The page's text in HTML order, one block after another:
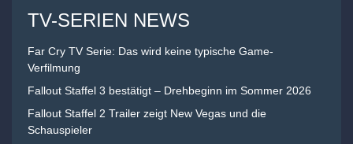
TV-SERIEN NEWS
Far Cry TV Serie: Das wird keine typische Game-
Verfilmung
Fallout Staffel 3 bestätigt – Drehbeginn im Sommer 2026
Fallout Staffel 2 Trailer zeigt New Vegas und die
Schauspieler